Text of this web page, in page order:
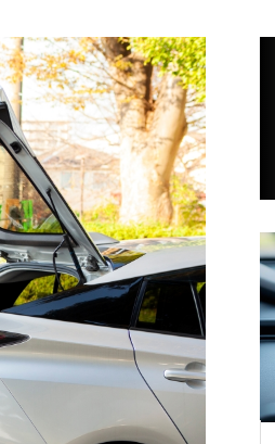
【サンディエゴ観光】バルボアパーク
(Balboa Park)完全ガイド｜見どころ・
博物館・日本庭園・モデルコース
2026.07.12